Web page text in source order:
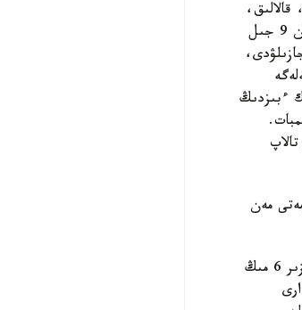
قالالىق،
جاستار جانە بارلىق اۋداندىق گازەت بار. «قازپوشتا» جىل سايىن تاريفىن كوتەرەدى، ال كومپانيا ولاردان 9 جىل
ءبىزدىڭ
مەن
- وسىدان 4-5 جىل بۇرىن «كىزىلوردينسكيە ۆەستي» وبلىستىق گازەتىنىڭ تيراجى 10 مىڭ بولسا، قازىر 6 مىڭ